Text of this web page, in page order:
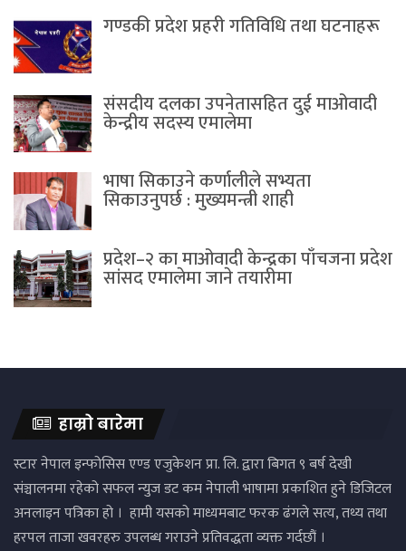
गण्डकी प्रदेश प्रहरी गतिविधि तथा घटनाहरू
संसदीय दलका उपनेतासहित दुई माओवादी
केन्द्रीय सदस्य एमालेमा
भाषा सिकाउने कर्णालीले सभ्यता
सिकाउनुपर्छ : मुख्यमन्त्री शाही
प्रदेश–२ का माओवादी केन्द्रका पाँचजना प्रदेश
सांसद एमालेमा जाने तयारीमा
हाम्रो बारेमा
स्टार नेपाल इन्फोसिस एण्ड एजुकेशन प्रा. लि. द्वारा बिगत ९ बर्ष देखी
संञ्चालनमा रहेको सफल न्युज डट कम नेपाली भाषामा प्रकाशित हुने डिजिटल
अनलाइन पत्रिका हो । हामी यसको माध्यमबाट फरक ढंगले सत्य, तथ्य तथा
हरपल ताजा खवरहरु उपलब्ध गराउने प्रतिवद्धता व्यक्त गर्दछौं ।